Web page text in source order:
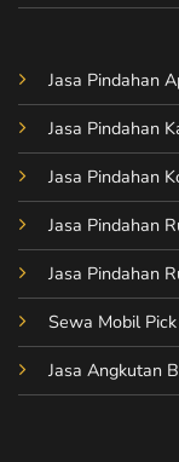
Jasa Pindahan
Jasa Pindahan
Jasa Pindahan
Jasa Pindahan
Jasa Pindahan
Sewa Mobil
Jasa Angkutan